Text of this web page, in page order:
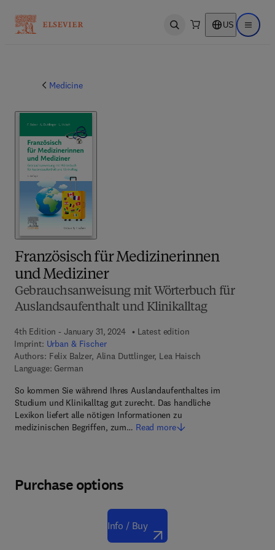
Open search US Open
Medicine
Französisch für Medizinerinnen
und Mediziner
Gebrauchsanweisung mit Wörterbuch für
Auslandsaufenthalt und Klinikalltag
4th Edition - January 31, 2024
Latest edition
Imprint: Urban & Fischer
Authors: Felix Balzer, Alina Duttlinger, Lea Haisch
Language: German
So kommen Sie während Ihres Auslandaufenthaltes im
Studium und Klinikalltag gut zurecht. Das handliche
Lexikon liefert alle nötigen Informationen zu
medizinischen Begriffen, zum… Read more
Purchase options
Info / Buy